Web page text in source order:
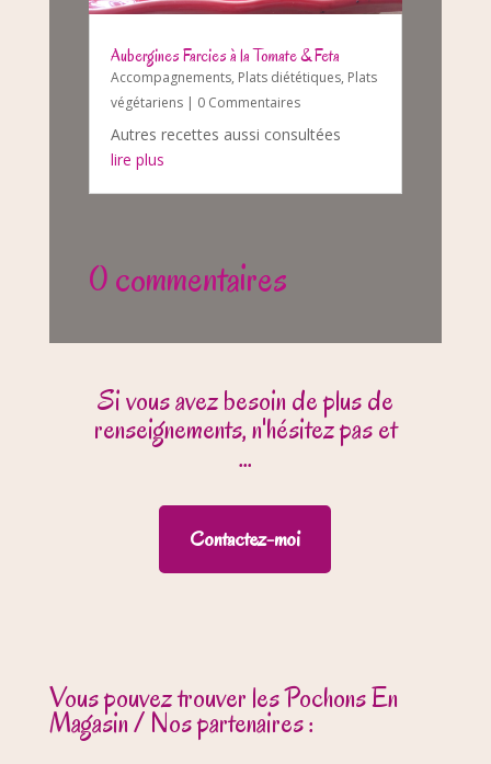
Aubergines Farcies à la Tomate & Feta
Accompagnements, Plats diététiques, Plats
végétariens| 0 Commentaires
Autres recettes aussi consultées
lire plus
0 commentaires
Si vous avez besoin de plus de
renseignements, n'hésitez pas et
...
Contactez-moi
Vous pouvez trouver les Pochons En
Magasin / Nos partenaires :